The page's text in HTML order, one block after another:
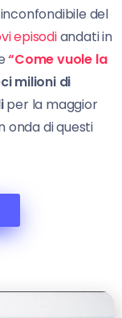
del
episodiandati in
“Come vuole la
milioni di
per la maggior
onda di questi